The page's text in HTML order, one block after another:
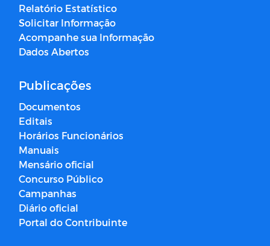
Relatório Estatístico
Solicitar Informação
Acompanhe sua Informação
Dados Abertos
Publicações
Documentos
Editais
Horários Funcionários
Manuais
Mensário oficial
Concurso Público
Campanhas
Diário oficial
Portal do Contribuinte